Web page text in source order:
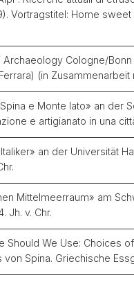
Vortragstitel: Home
Cologne/
(in Zusammenarbeit
e Monte Iato» an
e artigianato in una
an der Universität
Mittelmeerraum» am
Jh. v. Chr.
We Use: Choices
Spina. Griechische